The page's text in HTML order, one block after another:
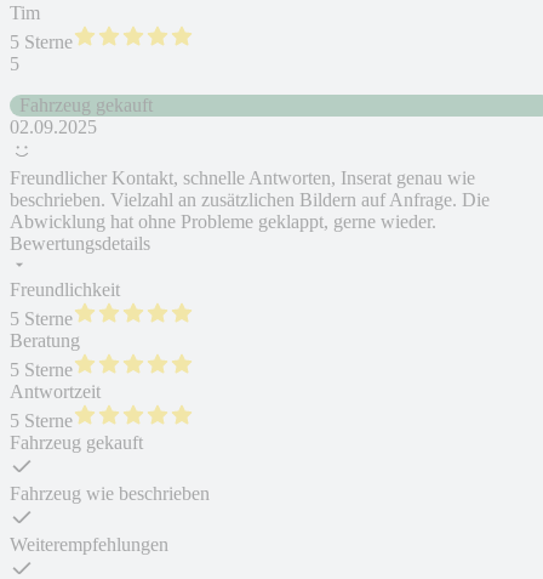
Tim
5 Sterne
5
Fahrzeug gekauft
02.09.2025
Freundlicher Kontakt, schnelle Antworten, Inserat genau wie
beschrieben. Vielzahl an zusätzlichen Bildern auf Anfrage. Die
Abwicklung hat ohne Probleme geklappt, gerne wieder.
Bewertungsdetails
Freundlichkeit
5 Sterne
Beratung
5 Sterne
Antwortzeit
5 Sterne
Fahrzeug gekauft
Fahrzeug wie beschrieben
Weiterempfehlungen